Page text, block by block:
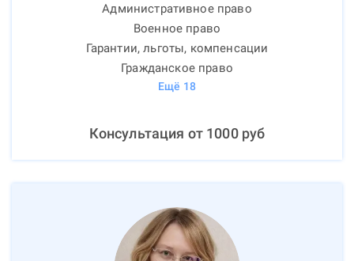
Административное право
Военное право
Гарантии, льготы, компенсации
Гражданское право
Ещё 18
Консультация от 1000руб